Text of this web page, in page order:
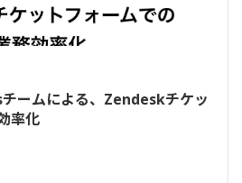
ームによる、Zendeskチケッ
率化